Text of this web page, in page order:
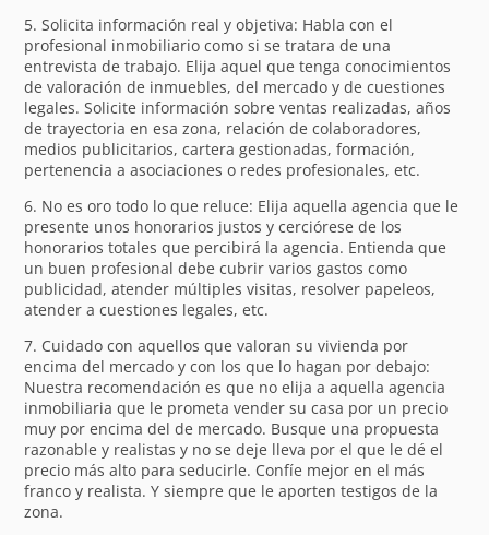
5. Solicita información real y objetiva: Habla con el
profesional inmobiliario como si se tratara de una
entrevista de trabajo. Elija aquel que tenga conocimientos
de valoración de inmuebles, del mercado y de cuestiones
legales. Solicite información sobre ventas realizadas, años
de trayectoria en esa zona, relación de colaboradores,
medios publicitarios, cartera gestionadas, formación,
pertenencia a asociaciones o redes profesionales, etc.
6. No es oro todo lo que reluce: Elija aquella agencia que le
presente unos honorarios justos y cerciórese de los
honorarios totales que percibirá la agencia. Entienda que
un buen profesional debe cubrir varios gastos como
publicidad, atender múltiples visitas, resolver papeleos,
atender a cuestiones legales, etc.
7. Cuidado con aquellos que valoran su vivienda por
encima del mercado y con los que lo hagan por debajo:
Nuestra recomendación es que no elija a aquella agencia
inmobiliaria que le prometa vender su casa por un precio
muy por encima del de mercado. Busque una propuesta
razonable y realistas y no se deje lleva por el que le dé el
precio más alto para seducirle. Confíe mejor en el más
franco y realista. Y siempre que le aporten testigos de la
zona.